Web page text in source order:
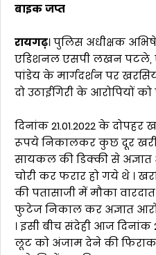
बाइक जप्त
रायगढ़। पुलिस अधीक्षक
एडिशनल एसपी लखन पटले,
पांडेय के मार्गदर्शन पर
दो उठाईगिरी के आरोपियों
दिनांक 21.01.2022 के
रूपये निकालकर कुछ दूर
सायकल की डिक्की से
चोरी कर फरार हो गये थे ।
की पतासाजी में मौका
फुटेज निकाल कर अज्ञात
। इसी बीच संदेही आज दिनांक
लूट को अंजाम देने की